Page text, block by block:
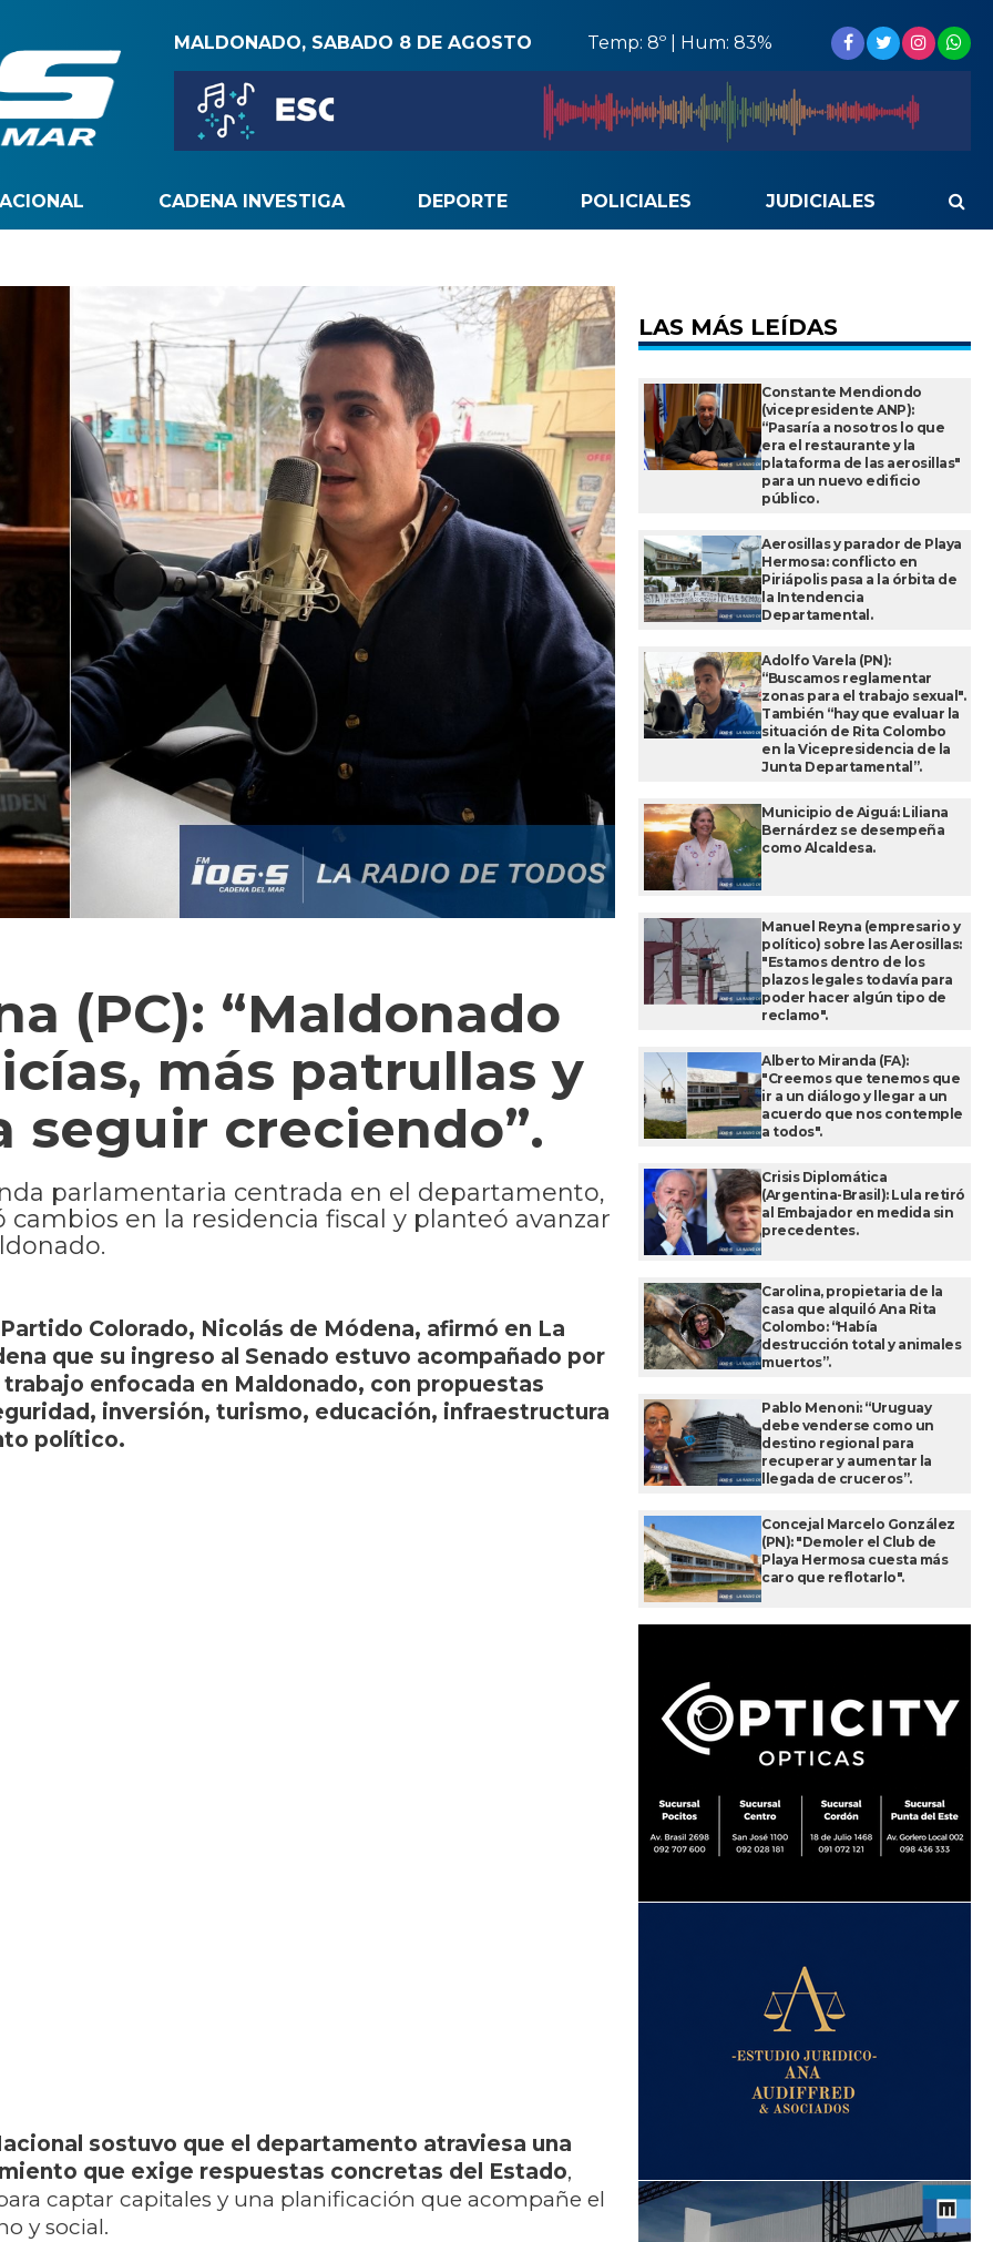
MALDONADO, SABADO 8 DE AGOSTO Temp: 8º | Hum: 83%
CADENA INVESTIGA DEPORTE POLICIALES JUDICIALES
(PC): “Maldonado
más patrullas y
seguir creciendo”.
parlamentaria centrada en el departamento,
en la residencia fiscal y planteó avanzar
Colorado, Nicolás de Módena, afirmó en La
que su ingreso al Senado estuvo acompañado por
trabajo enfocada en Maldonado, con propuestas
inversión, turismo, educación, infraestructura
político.
sostuvo que el departamento atraviesa una
que exige respuestas concretas del Estado,
captar capitales y una planificación que acompañe el
y social.
LAS MÁS LEÍDAS
Constante Mendiondo
(vicepresidente ANP):
“Pasaría a nosotros lo que
era el restaurante y la
plataforma de las aerosillas"
para un nuevo edificio
público.
Aerosillas y parador de Playa
Hermosa: conflicto en
Piriápolis pasa a la órbita de
la Intendencia
Departamental.
Adolfo Varela (PN):
“Buscamos reglamentar
zonas para el trabajo sexual".
También “hay que evaluar la
situación de Rita Colombo
en la Vicepresidencia de la
Junta Departamental”.
Municipio de Aiguá: Liliana
Bernárdez se desempeña
como Alcaldesa.
Manuel Reyna (empresario y
político) sobre las Aerosillas:
"Estamos dentro de los
plazos legales todavía para
poder hacer algún tipo de
reclamo".
Alberto Miranda (FA):
"Creemos que tenemos que
ir a un diálogo y llegar a un
acuerdo que nos contemple
a todos".
Crisis Diplomática
(Argentina-Brasil): Lula retiró
al Embajador en medida sin
precedentes.
Carolina, propietaria de la
casa que alquiló Ana Rita
Colombo: “Había
destrucción total y animales
muertos”.
Pablo Menoni: “Uruguay
debe venderse como un
destino regional para
recuperar y aumentar la
llegada de cruceros”.
Concejal Marcelo González
(PN): "Demoler el Club de
Playa Hermosa cuesta más
caro que reflotarlo".